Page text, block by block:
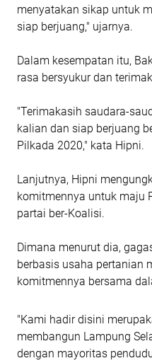
menyatakan sikap untuk
siap berjuang," ujarnya.
Dalam kesempatan itu,
rasa bersyukur dan
"Terimakasih saudara-
kalian dan siap berjuang
Pilkada 2020," kata Hipni.
Lanjutnya, Hipni
komitmennya untuk maju
partai ber-Koalisi.
Dimana menurut dia,
berbasis usaha pertanian
komitmennya bersama
"Kami hadir disini
membangun Lampung
dengan mayoritas